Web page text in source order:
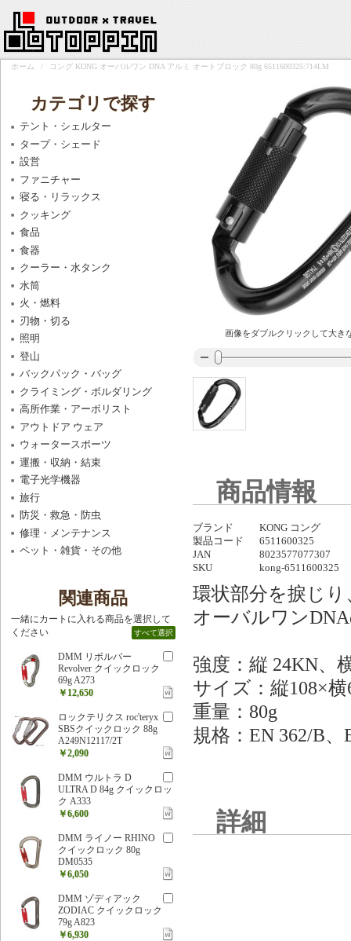
ホーム / コング KONG オーバルワン DNA アルミ オートブロック 80g 6511600325:714LM
画像をダブルクリックして大き
商品情報
ブランド
KONG コング
製品コード
6511600325
JAN
8023577077307
SKU
kong-6511600325
環状部分を捩じ
オーバルワン
強度：縦 24KN、
サイズ：縦108×横
重量：80g
規格：EN 362/B
詳細
カテゴリで探す
テント・シェルター
タープ・シェード
設営
ファニチャー
寝る・リラックス
クッキング
食品
食器
クーラー・水タンク
水筒
火・燃料
刃物・切る
照明
登山
バックパック・バッグ
クライミング・ボルダリング
高所作業・アーボリスト
アウトドア ウェア
ウォータースポーツ
運搬・収納・結束
電子光学機器
旅行
防災・救急・防虫
修理・メンテナンス
ペット・雑貨・その他
関連商品
一緒にカートに入れる商品を選択して
ください
すべて選択
DMM リボルバー
Revolver クイックロック
69g A273
￥12,650
ロックテリクス roc'teryx
SBSクイックロック 88g
A249N12117/2T
￥2,090
DMM ウルトラ D
ULTRA D 84g クイックロッ
ク A333
￥6,600
DMM ライノー RHINO
クイックロック 80g
DM0535
￥6,050
DMM ゾディアック
ZODIAC クイックロック
79g A823
￥6,930